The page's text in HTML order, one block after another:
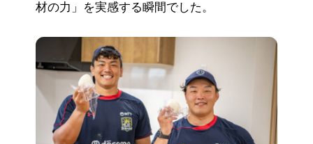
材の力」を実感する瞬間でした。